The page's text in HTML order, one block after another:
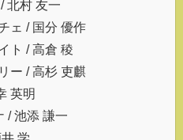
北村 友一
ェ / 国分 優作
ト / 高倉 稜
ー / 高杉 吏麒
英明
/ 池添 謙一
学